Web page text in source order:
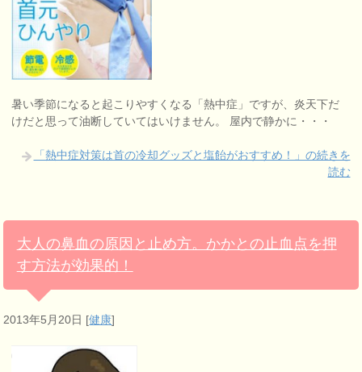
暑い季節になると起こりやすくなる「熱中症」ですが、炎天下だ
けだと思って油断していてはいけません。 屋内で静かに・・・
「熱中症対策は首の冷却グッズと塩飴がおすすめ！」の続きを
読む
大人の鼻血の原因と止め方。かかとの止血点を押
す方法が効果的！
2013年5月20日 [健康]